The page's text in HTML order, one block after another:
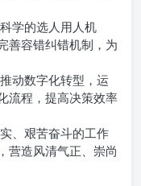
学的选人用人机
善容错纠错机制，为
推动数字化转型，运
流程，提高决策效率
、艰苦奋斗的工作
营造风清气正、崇尚